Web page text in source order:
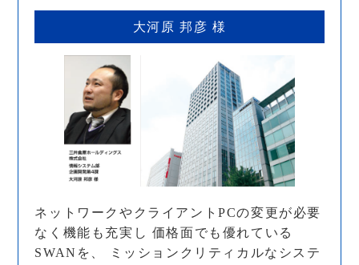
大河原 邦彦 様
ネットワークやクライアントPCの変更が必要
なく機能も充実し 価格面でも優れている
SWANを、 ミッションクリティカルなシステ